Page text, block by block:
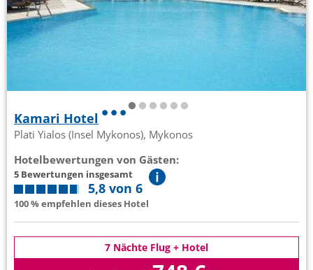
Kamari Hotel
Plati Yialos (Insel Mykonos), Mykonos
Hotelbewertungen von Gästen:
5 Bewertungen insgesamt
5,8 von 6
100 % empfehlen dieses Hotel
7 Nächte Flug + Hotel